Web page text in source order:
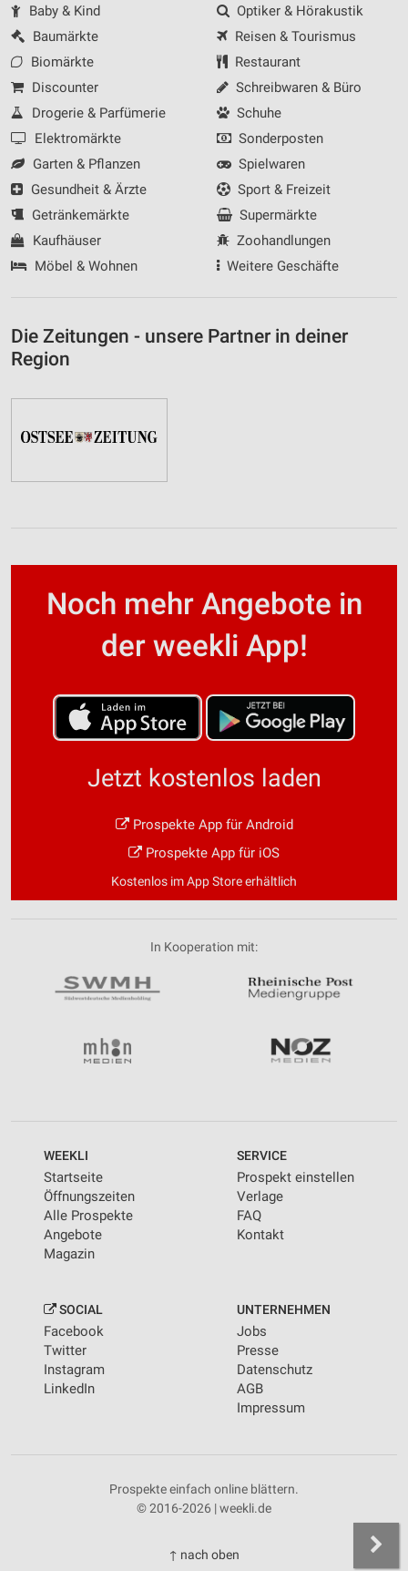
Baby & Kind
Baumärkte
Biomärkte
Discounter
Drogerie & Parfümerie
Elektromärkte
Garten & Pflanzen
Gesundheit & Ärzte
Getränkemärkte
Kaufhäuser
Möbel & Wohnen
Optiker & Hörakustik
Reisen & Tourismus
Restaurant
Schreibwaren & Büro
Schuhe
Sonderposten
Spielwaren
Sport & Freizeit
Supermärkte
Zoohandlungen
Weitere Geschäfte
Die Zeitungen - unsere Partner in deiner
Region
Noch mehr Angebote in
der weekli App!
Jetzt kostenlos laden
Prospekte App für Android
Prospekte App für iOS
Kostenlos im App Store erhältlich
In Kooperation mit:
WEEKLI
Startseite
Öffnungszeiten
Alle Prospekte
Angebote
Magazin
SERVICE
Prospekt einstellen
Verlage
FAQ
Kontakt
SOCIAL
Facebook
Twitter
Instagram
LinkedIn
UNTERNEHMEN
Jobs
Presse
Datenschutz
AGB
Impressum
Prospekte einfach online blättern.
© 2016-2026 | weekli.de
↑ nach oben